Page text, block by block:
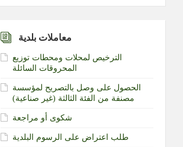
معاملات بلدية
الترخيص لمحلات ومحطات توزيع
المحروقات السائلة
الحصول على وصل بالتصريح لمؤسسة
مصنفة من الفئة الثالثة (غير صناعية)‏
شكوى أو مراجعة
طلب اعتراض على الرسوم البلدية